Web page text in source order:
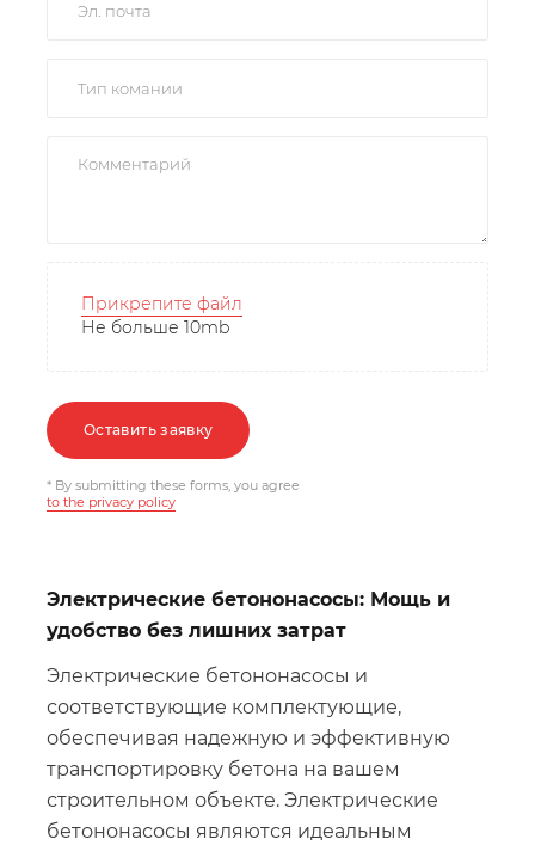
Прикрепите файл
Не больше 10mb
Оставить заявку
* By submitting these forms, you agree
to the privacy policy
Электрические бетононасосы: Мощь и
удобство без лишних затрат
Электрические бетононасосы и
соответствующие комплектующие,
обеспечивая надежную и эффективную
транспортировку бетона на вашем
строительном объекте. Электрические
бетононасосы являются идеальным